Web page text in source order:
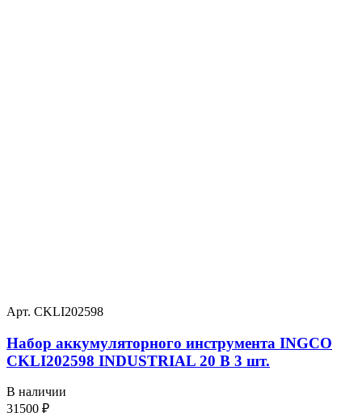
Арт. CKLI202598
Набор аккумуляторного инструмента INGCO
CKLI202598 INDUSTRIAL 20 В 3 шт.
В наличии
31500 ₽